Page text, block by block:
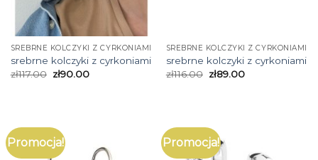
SREBRNE KOLCZYKI Z CYRKONIAMI
srebrne kolczyki z cyrkoniami
zł117.00 zł90.00
SREBRNE KOLCZYKI Z CYRKONIAMI
srebrne kolczyki z cyrkoniami
zł116.00 zł89.00
Promocja! Promocja!